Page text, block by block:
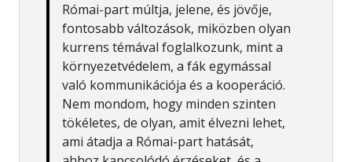
Római-part múltja, jelene, és jövője,
fontosabb változások, miközben olyan
kurrens témával foglalkozunk, mint a
környezetvédelem, a fák egymással
való kommunikációja és a kooperáció.
Nem mondom, hogy minden szinten
tökéletes, de olyan, amit élvezni lehet,
ami átadja a Római-part hatását,